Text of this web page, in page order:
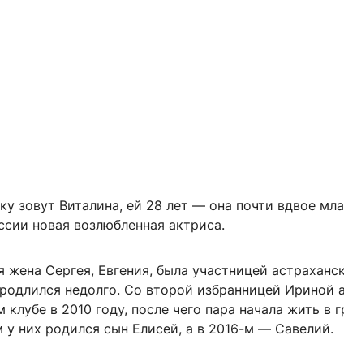
зовут Виталина, ей 28 лет — она почти вдвое
новая возлюбленная актриса.
жена Сергея, Евгения, была участницей
недолго. Со второй избранницей Ириной
клубе в 2010 году, после чего пара начала жить в
у них родился сын Елисей, а в 2016-м — Савелий.